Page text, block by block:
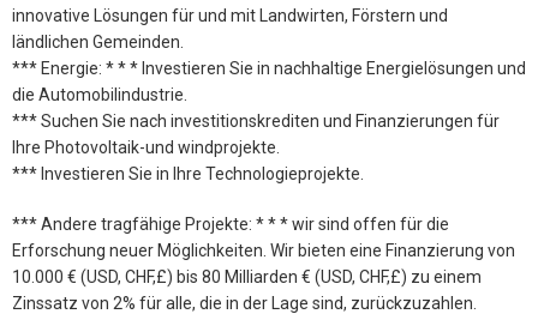
innovative Lösungen für und mit Landwirten, Förstern und
ländlichen Gemeinden.
*** Energie: * * * Investieren Sie in nachhaltige Energielösungen und
die Automobilindustrie.
*** Suchen Sie nach investitionskrediten und Finanzierungen für
Ihre Photovoltaik-und windprojekte.
*** Investieren Sie in Ihre Technologieprojekte.
*** Andere tragfähige Projekte: * * * wir sind offen für die
Erforschung neuer Möglichkeiten. Wir bieten eine Finanzierung von
10.000 € (USD, CHF,£) bis 80 Milliarden € (USD, CHF,£) zu einem
Zinssatz von 2% für alle, die in der Lage sind, zurückzuzahlen.